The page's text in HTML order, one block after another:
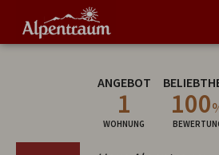
Ferienwohnung
Obermaiselstein
Service
ANGEBOT
1
WOHNUNG
100